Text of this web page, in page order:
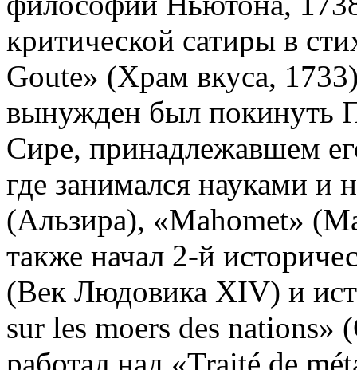
критической сатиры в
Goute» (Храм вкуса,
вынужден был покинуть
Сире, принадлежавшем
где занимался науками и
(Альзира), «Mahomet»
также начал 2-й
(Век Людовика XIV) и
sur les moers des
работал над «Traité de